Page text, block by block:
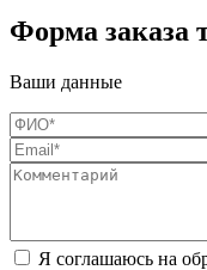
Форма заказа
Ваши данные
Я соглашаюсь на